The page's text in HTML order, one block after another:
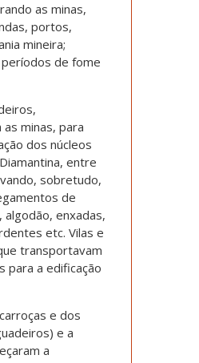
as minas,
portos,
mineira;
de fome
minas, para
dos núcleos
entre
sobretudo,
de
enxadas,
etc. Vilas e
transportavam
para a edificação
e dos
e a
a